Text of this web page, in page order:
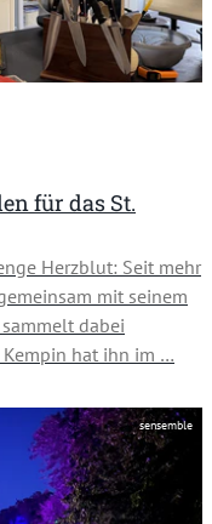
für das St.
Herzblut: Seit mehr
mit seinem
dabei
Kempin hat ihn im …
sensemble